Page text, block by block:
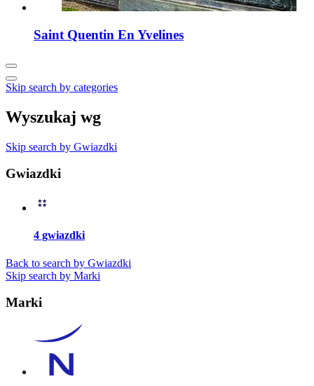
Saint Quentin En Yvelines
Skip search by categories
Wyszukaj wg
Skip search by Gwiazdki
Gwiazdki
4 gwiazdki
Back to search by Gwiazdki
Skip search by Marki
Marki